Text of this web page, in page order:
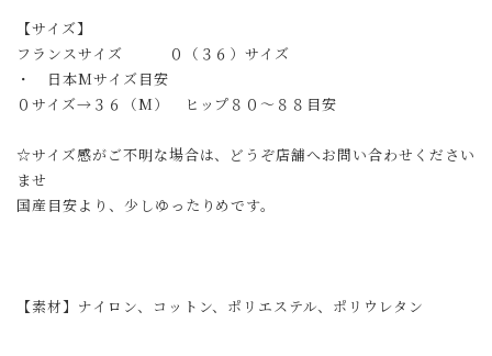
【サイズ】
フランスサイズ ０（３６）サイズ
・ 日本Mサイズ目安
０サイズ→３６（M） ヒップ８０〜８８目安
☆サイズ感がご不明な場合は、どうぞ店舗へお問い合わせください
ませ
国産目安より、少しゆったりめです。
【素材】ナイロン、コットン、ポリエステル、ポリウレタン